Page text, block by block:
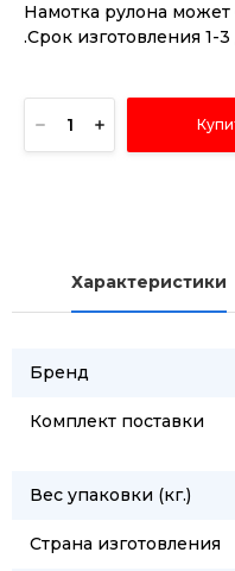
Намотка рулона
.Срок изготовления 1-3
Характеристики
Бренд
Комплект поставки
Вес упаковки (кг.)
Страна изготовления